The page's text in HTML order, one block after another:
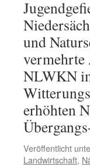
und
vermehrte
NLWKN
erhöhten
Veröffentlicht
Landwirtschaft,